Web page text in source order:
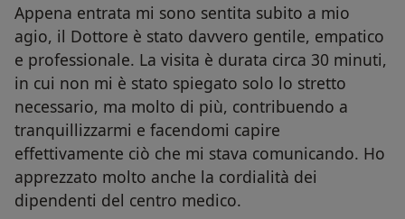
Appena entrata mi sono sentita subito a mio
agio, il Dottore è stato davvero gentile, empatico
e professionale. La visita è durata circa 30 minuti,
in cui non mi è stato spiegato solo lo stretto
necessario, ma molto di più, contribuendo a
tranquillizzarmi e facendomi capire
effettivamente ciò che mi stava comunicando. Ho
apprezzato molto anche la cordialità dei
dipendenti del centro medico.